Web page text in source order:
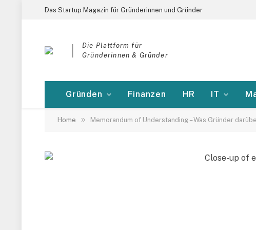
Das Startup Magazin für Gründerinnen und Gründer
Die Plattform für
Gründerinnen & Gründer
Gründen Finanzen HR IT
Home » Memorandum of Understanding – Was Gründer